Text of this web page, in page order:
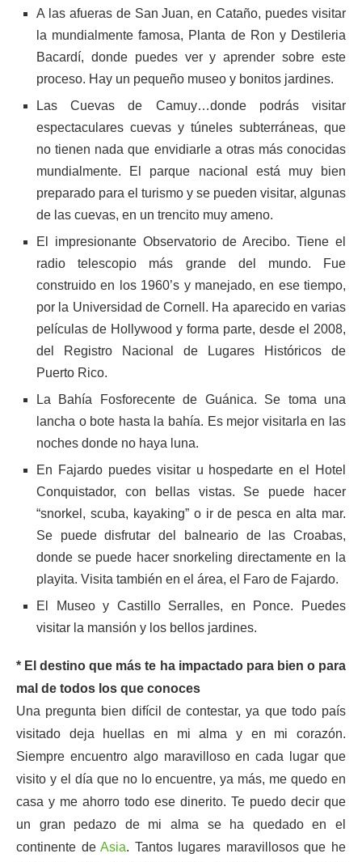
A las afueras de San Juan, en Cataño, puedes visitar
la mundialmente famosa, Planta de Ron y Destileria
Bacardí, donde puedes ver y aprender sobre este
proceso. Hay un pequeño museo y bonitos jardines.
Las Cuevas de Camuy…donde podrás visitar
espectaculares cuevas y túneles subterráneas, que
no tienen nada que envidiarle a otras más conocidas
mundialmente. El parque nacional está muy bien
preparado para el turismo y se pueden visitar, algunas
de las cuevas, en un trencito muy ameno.
El impresionante Observatorio de Arecibo. Tiene el
radio telescopio más grande del mundo. Fue
construido en los 1960’s y manejado, en ese tiempo,
por la Universidad de Cornell. Ha aparecido en varias
películas de Hollywood y forma parte, desde el 2008,
del Registro Nacional de Lugares Históricos de
Puerto Rico.
La Bahía Fosforecente de Guánica. Se toma una
lancha o bote hasta la bahía. Es mejor visitarla en las
noches donde no haya luna.
En Fajardo puedes visitar u hospedarte en el Hotel
Conquistador, con bellas vistas. Se puede hacer
“snorkel, scuba, kayaking” o ir de pesca en alta mar.
Se puede disfrutar del balneario de las Croabas,
donde se puede hacer snorkeling directamente en la
playita. Visita también en el área, el Faro de Fajardo.
El Museo y Castillo Serralles, en Ponce. Puedes
visitar la mansión y los bellos jardines.
* El destino que más te ha impactado para bien o para
mal de todos los que conoces
Una pregunta bien difícil de contestar, ya que todo país
visitado deja huellas en mi alma y en mi corazón.
Siempre encuentro algo maravilloso en cada lugar que
visito y el día que no lo encuentre, ya más, me quedo en
casa y me ahorro todo ese dinerito. Te puedo decir que
un gran pedazo de mi alma se ha quedado en el
continente deAsia. Tantos lugares maravillosos que he